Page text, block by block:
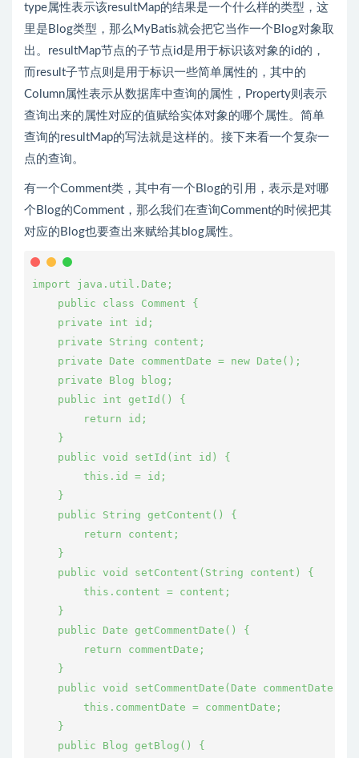
type属性表示该resultMap的结果是一个什么样的类型，这
里是Blog类型，那么MyBatis就会把它当作一个Blog对象取
出。resultMap节点的子节点id是用于标识该对象的id的，
而result子节点则是用于标识一些简单属性的，其中的
Column属性表示从数据库中查询的属性，Property则表示
查询出来的属性对应的值赋给实体对象的哪个属性。简单
查询的resultMap的写法就是这样的。接下来看一个复杂一
点的查询。
有一个Comment类，其中有一个Blog的引用，表示是对哪
个Blog的Comment，那么我们在查询Comment的时候把其
对应的Blog也要查出来赋给其blog属性。
import java.util.Date;
    public class Comment {
    private int id;
    private String content;
    private Date commentDate = new Date();
    private Blog blog;
    public int getId() {
        return id;
    }
    public void setId(int id) {
        this.id = id;
    }
    public String getContent() {
        return content;
    }
    public void setContent(String content) {
        this.content = content;
    }
    public Date getCommentDate() {
        return commentDate;
    }
    public void setCommentDate(Date commentDate) {
        this.commentDate = commentDate;
    }
    public Blog getBlog() {